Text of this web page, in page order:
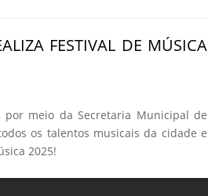
FESTIVAL DE MÚSICA
por meio da Secretaria Municipal de
os talentos musicais da cidade e
2025!